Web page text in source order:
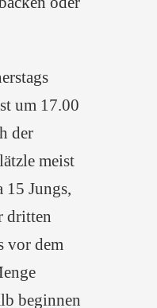
um 17.00
der
meist
15 Jungs,
dritten
vor dem
beginnen